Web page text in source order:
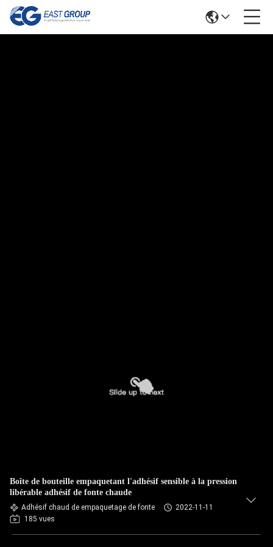
Boîte de bouteille empaquetant l'adhésif sensible à la pression
libérable adhésif de fonte chaude
Adhésif chaud de empaquetage de fonte
2022-11-11
185 vues